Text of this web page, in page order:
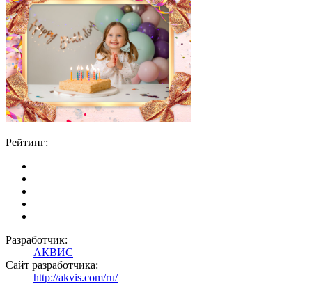
Рейтинг:
Разработчик:
АКВИС
Сайт разработчика:
http://akvis.com/ru/